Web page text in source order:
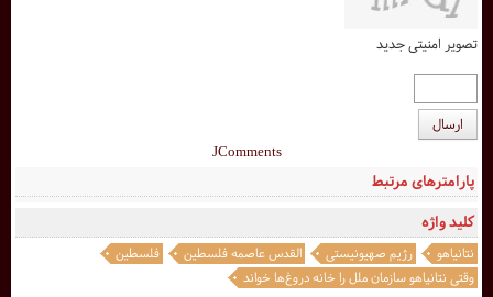
کلید واژه
نتانیاهو رژیم صهیونیستی القدس عاصمه فلسطین
فلسطین
وقتی نتانیاهو سازمان ملل را خانه دروغ‌ها خواند
پارامترهای مرتبط
تصویر امنیتی جدید
ارسال
JComments